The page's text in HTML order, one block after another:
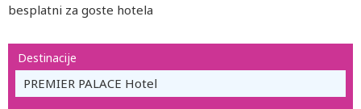
besplatni za goste hotela
Destinacije
PREMIER PALACE Hotel